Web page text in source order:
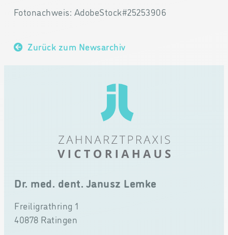
Fotonachweis: AdobeStock#25253906
Zurück zum Newsarchiv
Dr. med. dent. Janusz Lemke
Freiligrathring 1
40878 Ratingen